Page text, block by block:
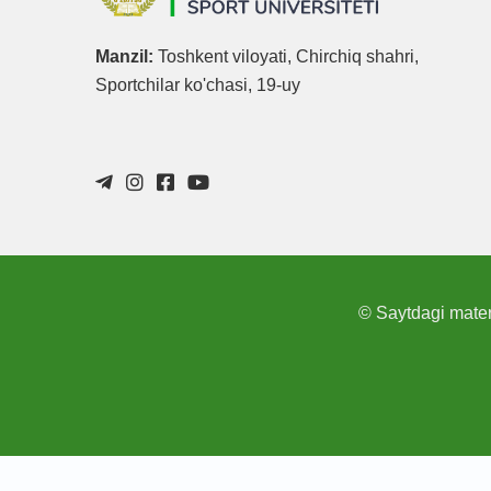
Manzil: Toshkent viloyati, Chirchiq shahri,
Sportchilar ko'chasi, 19-uy
© Saytdagi